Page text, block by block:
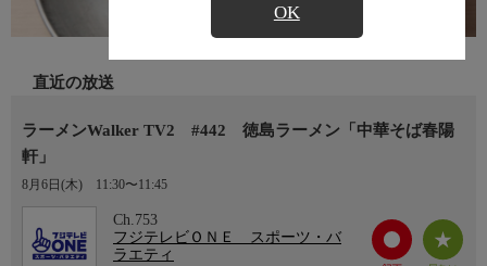
OK
直近の放送
ラーメンWalker TV2 #442 徳島ラーメン「中華そば春陽
軒」
8月6日(木) 11:30〜11:45
Ch.753
フジテレビＯＮＥ スポーツ・バ
ラエティ